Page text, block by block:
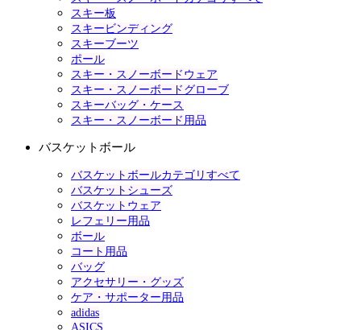
スキー板
スキービンディング
スキーブーツ
ポール
スキー・スノーボードウェア
スキー・スノーボードグローブ
スキーバッグ・ケース
スキー・スノーボード用品
バスケットボール
バスケットボールカテゴリすべて
バスケットシューズ
バスケットウェア
レフェリー用品
ボール
コート用品
バッグ
アクセサリー・グッズ
ケア・サポーター用品
adidas
ASICS